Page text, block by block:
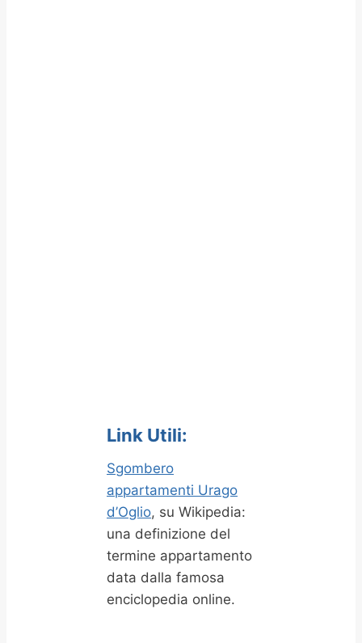
Link Utili:
Sgombero
appartamenti Urago
d’Oglio, su Wikipedia:
una definizione del
termine appartamento
data dalla famosa
enciclopedia online.